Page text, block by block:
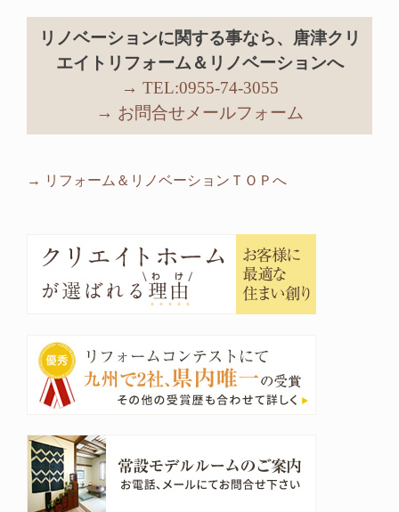
リノベーションに関する事なら、唐津クリ
エイトリフォーム＆リノベーションへ
→ TEL:0955-74-3055
→ お問合せメールフォーム
→ リフォーム＆リノベーションＴＯＰへ